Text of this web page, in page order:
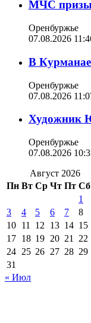
МЧС
Оренбуржье
07.08.2026
В
Оренбуржье
07.08.2026
Художник
Оренбуржье
07.08.2026
Август 2026
Пн Вт Ср Чт Пт Сб
1
3
4 5 6 7 8
10 11 12 13 14 15
17 18 19 20 21 22
24 25 26 27 28 29
31
« Июл